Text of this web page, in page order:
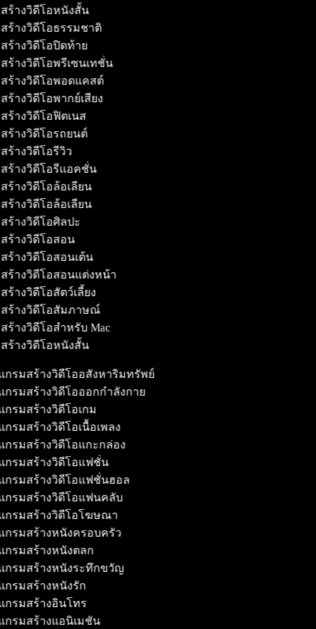
สร้างวิดีโอหนังสั้น
สร้างวิดีโอธรรมชาติ
สร้างวิดีโอปิดท้าย
สร้างวิดีโอพรีเซนเทชั่น
สร้างวิดีโอพอดแคสต์
ร้างวิดีโอพากย์เสียง
สร้างวิดีโอฟิตเนส
สร้างวิดีโอรถยนต์
ร้างวิดีโอรีวิว
สร้างวิดีโอรีแอคชั่น
สร้างวิดีโอล้อเลียน
สร้างวิดีโอล้อเลียน
สร้างวิดีโอศิลปะ
สร้างวิดีโอสอน
สร้างวิดีโอสอนเต้น
สร้างวิดีโอสอนแต่งหน้า
ร้างวิดีโอสัตว์เลี้ยง
สร้างวิดีโอสัมภาษณ์
สร้างวิดีโอสำหรับ Mac
สร้างวิดีโอหนังสั้น
รมสร้างวิดีโออสังหาริมทรัพย์
รมสร้างวิดีโอออกกำลังกาย
รมสร้างวิดีโอเกม
รมสร้างวิดีโอเนื้อเพลง
รมสร้างวิดีโอแกะกล่อง
รมสร้างวิดีโอแฟชั่น
รมสร้างวิดีโอแฟชั่นฮอล
รมสร้างวิดีโอแฟนคลับ
รมสร้างวิดีโอโฆษณา
รมสร้างหนังครอบครัว
รมสร้างหนังตลก
รมสร้างหนังระทึกขวัญ
รมสร้างหนังรัก
รมสร้างอินโทร
รมสร้างแอนิเมชัน